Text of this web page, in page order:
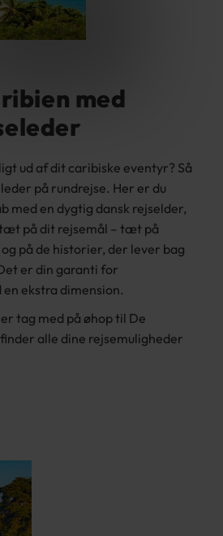
med
ud af dit caribiske eventyr? Så
på rundrejse. Her er du
med en dygtig dansk rejselder,
på dit rejsemål – tæt på
på de historier, der lever bag
er din garanti for
ekstra dimension.
tag med på øhop til De
alle dine rejsemuligheder